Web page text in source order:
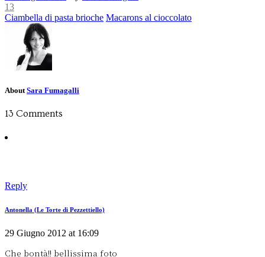
13
Ciambella di pasta brioche Macarons al cioccolato
About Sara Fumagalli
13 Comments
Reply
Antonella (Le Torte di Pezzettiello)
29 Giugno 2012 at 16:09
Che bontà!! bellissima foto